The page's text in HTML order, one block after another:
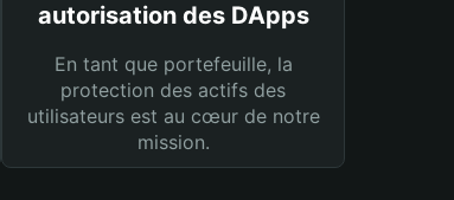
autorisation des DApps
En tant que portefeuille, la
protection des actifs des
utilisateurs est au cœur de notre
mission.